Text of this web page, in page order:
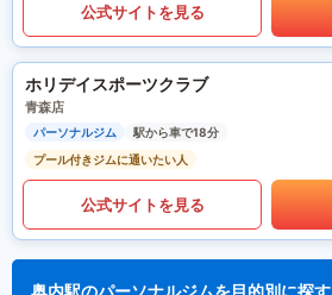
公式サイトを見る
ホリデイスポーツクラブ
青森店
パーソナルジム
駅から車で18分
プール付きジムに通いたい人
公式サイトを見る
奥内駅のパーソナルジムを目的別に探す